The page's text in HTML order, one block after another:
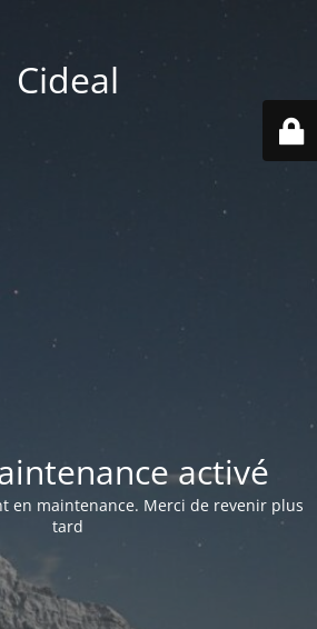
Cideal
activé
en maintenance. Merci de revenir plus
tard